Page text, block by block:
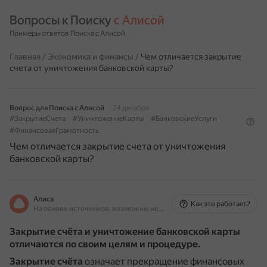
Вопросы к Поиску с Алисой
Примеры ответов Поиска с Алисой
Главная / Экономика и финансы / Чем отличается закрытие
счета от уничтожения банковской карты?
Вопрос для Поиска с Алисой
24 декабря
#ЗакрытиеСчета
#УничтожениеКарты
#БанковскиеУслуги
#ФинансоваяГрамотность
Чем отличается закрытие счета от уничтожения
банковской карты?
Алиса
На основе источников, возможны неточности
Как это работает?
Закрытие счёта и уничтожение банковской карты
отличаются по своим целям и процедуре.
Закрытие счёта означает прекращение финансовых